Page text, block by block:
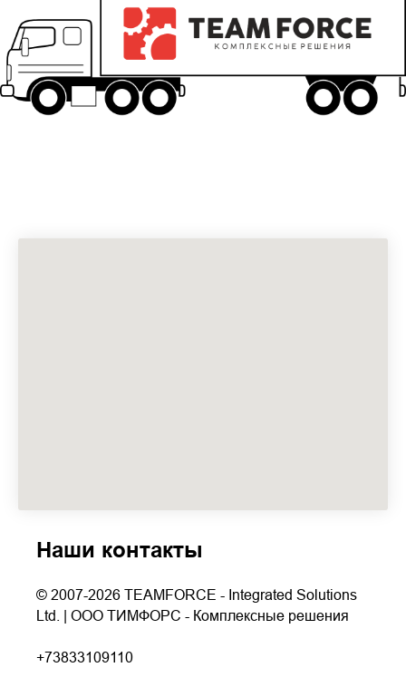
Наши контакты
© 2007-2026 TEAMFORCE - Integrated Solutions
Ltd. | ООО ТИМФОРС - Комплексные решения
+73833109110